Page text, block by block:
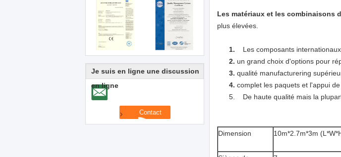
Je suis en ligne une discussion
en ligne
Les matériaux et les combinaisons
plus élevées.
1.
Les composants
2. un grand choix d'options pour
3. qualité manufacturering
4. complet les paquets et l'appui
5. De haute qualité mais la
Dimension 10m*2.7m*3m